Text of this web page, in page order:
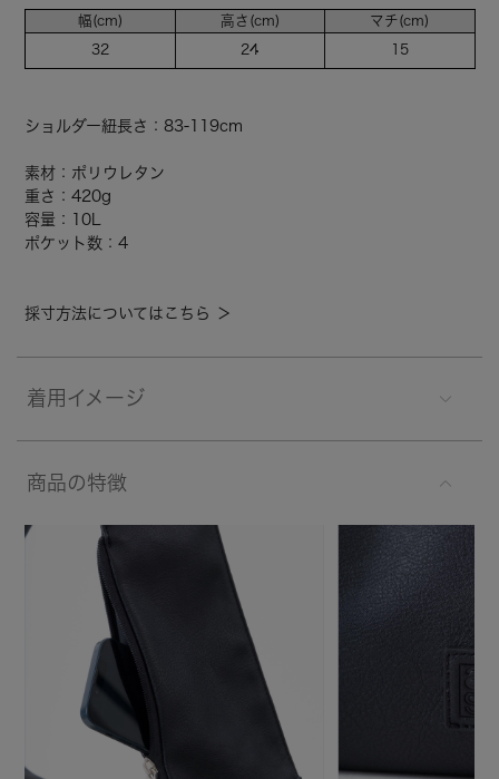
幅(cm)
32
高さ(cm)
24
マチ(cm)
15
ショルダー紐長さ：83-119cm
素材：ポリウレタン
重さ：420g
容量：10L
ポケット数：4
採寸方法についてはこちら ＞
着用イメージ
商品の特徴